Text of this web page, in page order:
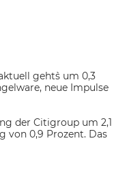
geht`s um 0,3
neue Impulse
der Citigroup um 2,1
von 0,9 Prozent. Das